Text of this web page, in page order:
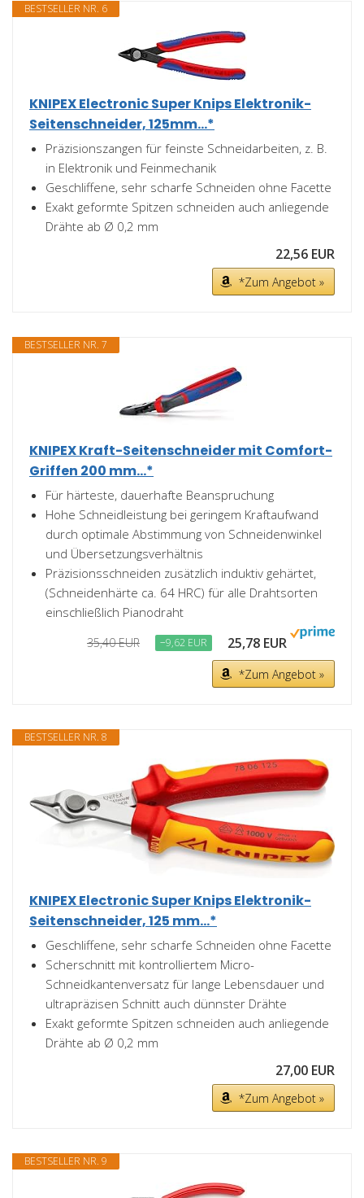
BESTSELLER NR. 6
KNIPEX Electronic Super Knips Elektronik-
Seitenschneider, 125mm...*
Präzisionszangen für feinste Schneidarbeiten, z. B.
in Elektronik und Feinmechanik
Geschliffene, sehr scharfe Schneiden ohne Facette
Exakt geformte Spitzen schneiden auch anliegende
Drähte ab Ø 0,2 mm
22,56 EUR
*Zum Angebot »
BESTSELLER NR. 7
KNIPEX Kraft-Seitenschneider mit Comfort-
Griffen 200 mm...*
Für härteste, dauerhafte Beanspruchung
Hohe Schneidleistung bei geringem Kraftaufwand
durch optimale Abstimmung von Schneidenwinkel
und Übersetzungsverhältnis
Präzisionsschneiden zusätzlich induktiv gehärtet,
(Schneidenhärte ca. 64 HRC) für alle Drahtsorten
einschließlich Pianodraht
35,40 EUR −9,62 EUR 25,78 EUR
*Zum Angebot »
BESTSELLER NR. 8
KNIPEX Electronic Super Knips Elektronik-
Seitenschneider, 125 mm...*
Geschliffene, sehr scharfe Schneiden ohne Facette
Scherschnitt mit kontrolliertem Micro-
Schneidkantenversatz für lange Lebensdauer und
ultrapräzisen Schnitt auch dünnster Drähte
Exakt geformte Spitzen schneiden auch anliegende
Drähte ab Ø 0,2 mm
27,00 EUR
*Zum Angebot »
BESTSELLER NR. 9